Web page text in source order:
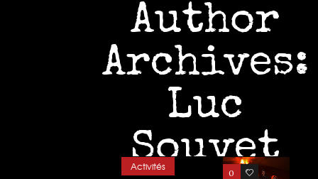
Author
Archives:
Luc
Souvet
0 2
Activités